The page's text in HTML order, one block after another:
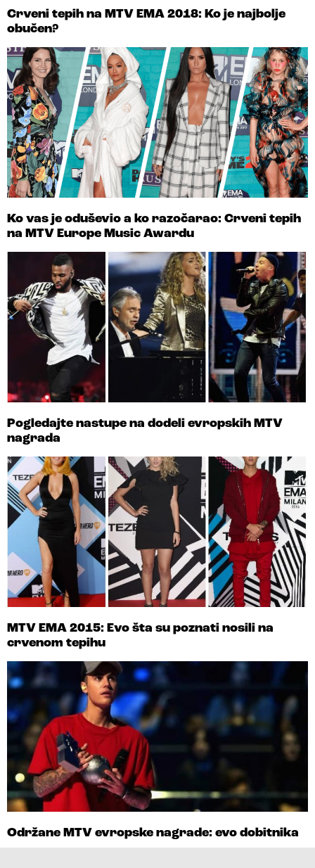
Crveni tepih na MTV EMA 2018: Ko je najbolje
obučen?
Ko vas je oduševio a ko razočarao: Crveni tepih
na MTV Europe Music Awardu
Pogledajte nastupe na dodeli evropskih MTV
nagrada
MTV EMA 2015: Evo šta su poznati nosili na
crvenom tepihu
Održane MTV evropske nagrade: evo dobitnika